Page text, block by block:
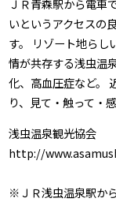
ＪＲ青森駅から電車
いというアクセスの
す。 リゾート地らし
情が共存する浅虫温
化、高血圧症など。
り、見て・触って・
浅虫温泉観光協会
http://
※ＪＲ浅虫温泉駅か